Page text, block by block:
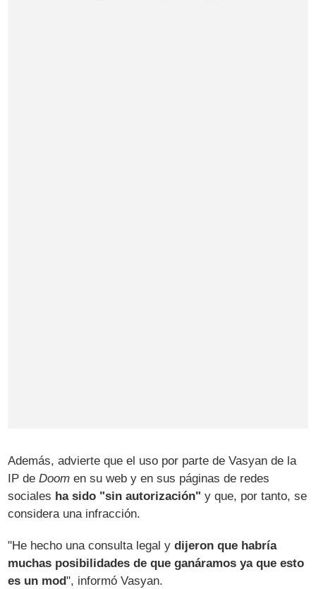
Además, advierte que el uso por parte de Vasyan de la
IP deDoom en su web y en sus páginas de redes
sociales ha sido "sin autorización" y que, por tanto, se
considera una infracción.
"He hecho una consulta legal ydijeron que habría
muchas posibilidades de que ganáramos ya que esto
es un mod", informó Vasyan.